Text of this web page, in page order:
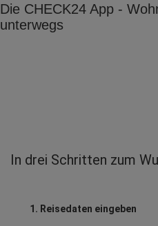
Die CHECK24 App -
unterwegs
In drei Schritten zum
1. Reisedaten eingeben